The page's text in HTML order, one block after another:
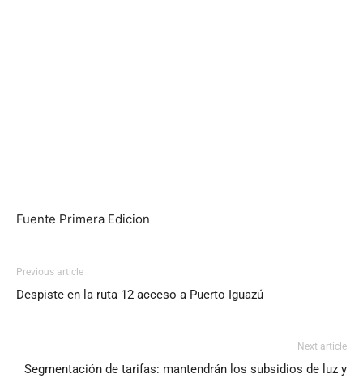
Fuente Primera Edicion
Previous article
Despiste en la ruta 12 acceso a Puerto Iguazú
Next article
Segmentación de tarifas: mantendrán los subsidios de luz y